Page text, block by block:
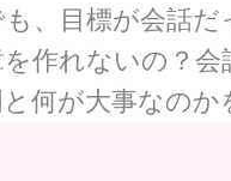
、目標が会話
作れないの？
何が大事なのか